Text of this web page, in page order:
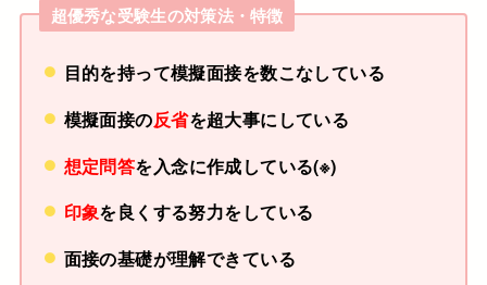
超優秀な受験生の対策法・特徴
目的を持って模擬面接を数こなしている
模擬面接の反省を超大事にしている
想定問答を入念に作成している(※)
印象を良くする努力をしている
面接の基礎が理解できている